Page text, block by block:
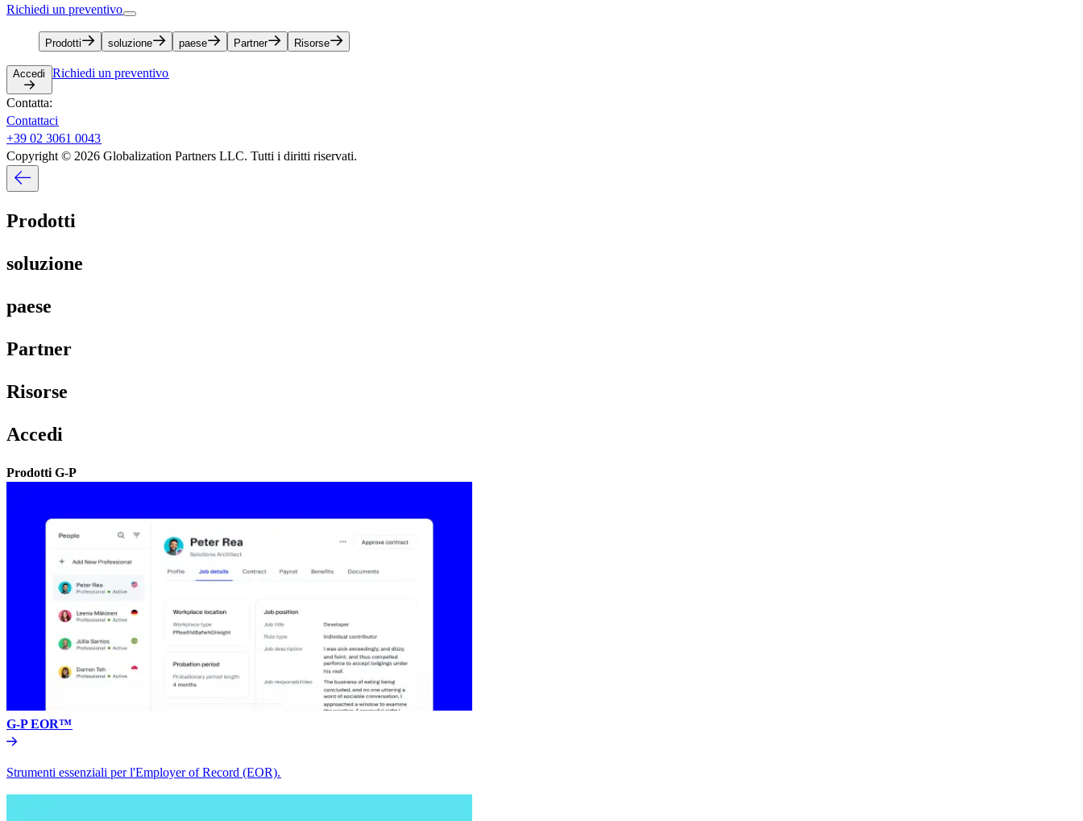
Richiedi un preventivo​​
Prodotti​​ soluzione​​ paese​​ Partner​​ Risorse​​
Accedi​​ Richiedi un preventivo​​
Contatta:​​
Contattaci​​
+39 02 3061 0043​​
Copyright © 2026 Globalization Partners LLC. Tutti i diritti riservati.​​
Prodotti​​
soluzione​​
paese​​
Partner​​
Risorse​​
Accedi​​
Prodotti G-P​​
G-P EOR™​​
Strumenti essenziali per l'Employer of Record (EOR).​​